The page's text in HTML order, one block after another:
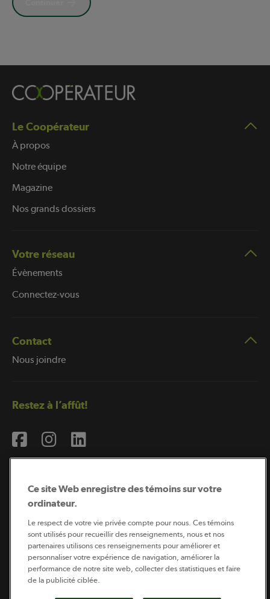
Le Coopérateur
À propos
Notre équipe
Magazine
Nos grands dossiers
Votre réseau
Évènements
Connectez-vous
Contact
Nous joindre
Restez à l’affût!
Coopérateur est publié par Sollio Groupe Coopératif.
Il est l’outil d’information de la coopération agricole
québécoise.
Ce site Web enregistre des témoins sur votre
ordinateur.
Le respect de votre vie privée compte pour nous. Ces témoins
sont utilisés pour recueillir des renseignements, nous et nos
partenaires utilisons ces renseignements pour améliorer et
personnaliser votre expérience de navigation, améliorer la
performance de notre site web, collecter des statistiques et faire
de la publicité ciblée.